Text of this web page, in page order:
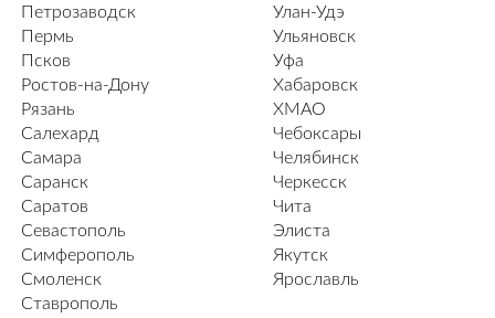
Петрозаводск
Пермь
Псков
Ростов-на-Дону
Рязань
Салехард
Самара
Саранск
Саратов
Севастополь
Симферополь
Смоленск
Ставрополь
Улан-Удэ
Ульяновск
Уфа
Хабаровск
ХМАО
Чебоксары
Челябинск
Черкесск
Чита
Элиста
Якутск
Ярославль